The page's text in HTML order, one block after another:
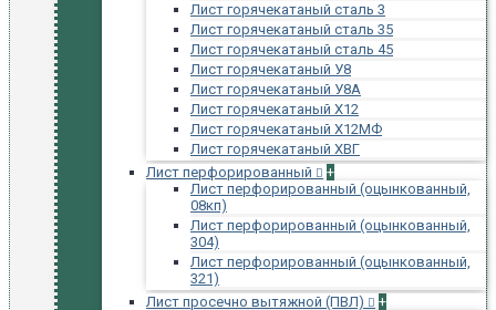
Лист горячекатаный сталь 3
Лист горячекатаный сталь 35
Лист горячекатаный сталь 45
Лист горячекатаный У8
Лист горячекатаный У8А
Лист горячекатаный Х12
Лист горячекатаный Х12МФ
Лист горячекатаный ХВГ
Лист перфорированный
+
Лист перфорированный (оцынкованный,
08кп)
Лист перфорированный (оцынкованный,
304)
Лист перфорированный (оцынкованный,
321)
Лист просечно вытяжной (ПВЛ)
+